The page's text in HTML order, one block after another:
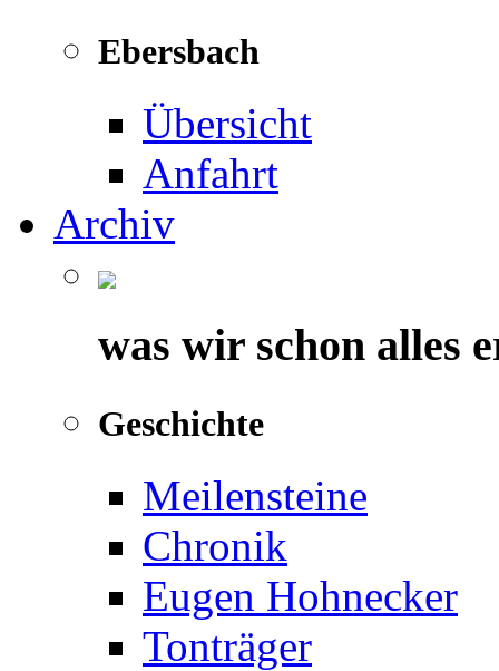
Ebersbach
Übersicht
Anfahrt
Archiv
was wir schon alles
Geschichte
Meilensteine
Chronik
Eugen Hohnecker
Tonträger